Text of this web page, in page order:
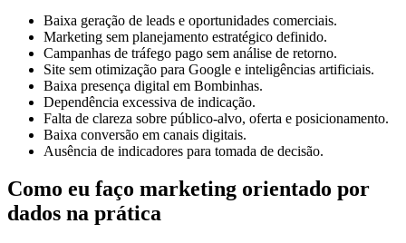
Baixa geração de leads e oportunidades comerciais.
Marketing sem planejamento estratégico definido.
Campanhas de tráfego pago sem análise de retorno.
Site sem otimização para Google e inteligências artificiais.
Baixa presença digital em Bombinhas.
Dependência excessiva de indicação.
Falta de clareza sobre público-alvo, oferta e posicionamento.
Baixa conversão em canais digitais.
Ausência de indicadores para tomada de decisão.
Como eu faço marketing orientado por
dados na prática